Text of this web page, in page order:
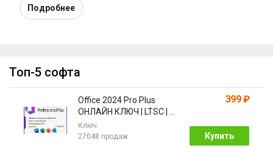
Подробнее
Топ-5 софта
Office 2024 Pro Plus
ОНЛАЙН КЛЮЧ | LTSC | +
ПОДАРОК
Ключ
27048 продаж
399 ₽
Купить